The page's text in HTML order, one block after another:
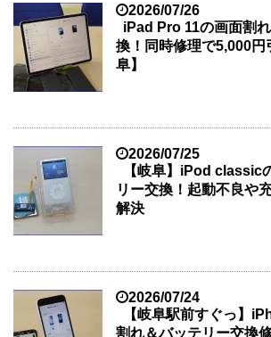
2026/07/26
iPad Pro 11の画面割
換！同時修理で5,000円
阜】
2026/07/25
【岐阜】iPod classic
リー交換！起動不良や
解決
2026/07/24
【岐阜駅前すぐっ】
割れ＆バッテリー交換